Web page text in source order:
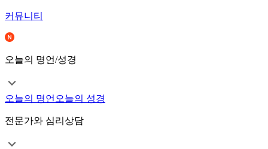
커뮤니티
오늘의 명언/성경
오늘의 명언 오늘의 성경
전문가와 심리상담